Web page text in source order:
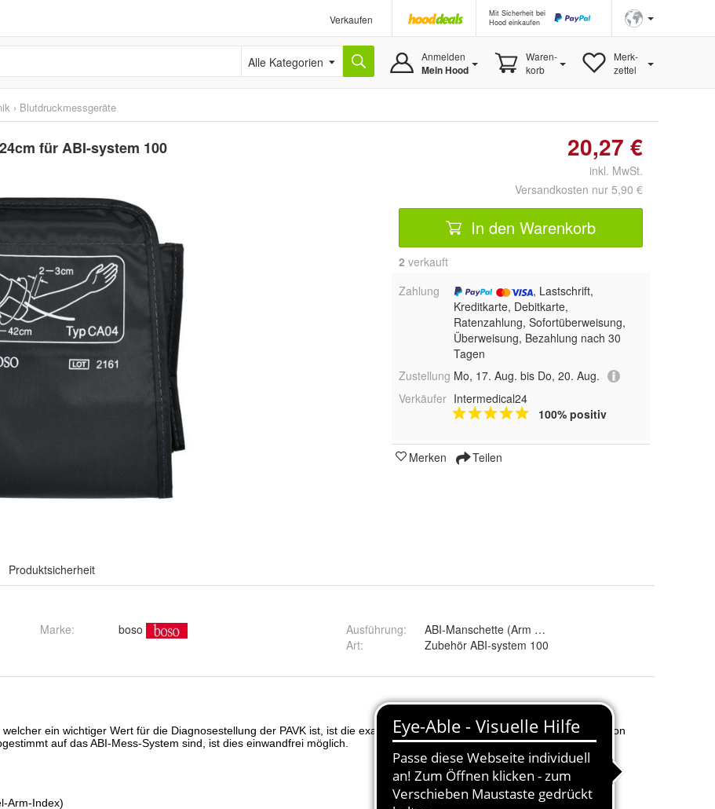
Verkaufen
Mit Sicherheit bei
Hood einkaufen
Alle Kategorien Anmelden
Mein Hood
Waren-
korb
Merk-
zettel
› Blutdruckmessgeräte
für ABI-system 100 20,27 €
inkl. MwSt.
Versandkosten nur 5,90 €
In den Warenkorb
2 verkauft
Zahlung
, Lastschrift,
Kreditkarte, Debitkarte,
Ratenzahlung, Sofortüberweisung,
Überweisung, Bezahlung nach 30
Tagen
Zustellung Mo, 17. Aug. bis Do, 20. Aug.
Verkäufer Intermedical24
100% positiv
Merken Teilen
Produktsicherheit
Marke: boso Ausführung:
ABI-Manschette (Arm 22-42 cm)
Art: Zubehör ABI-system 100